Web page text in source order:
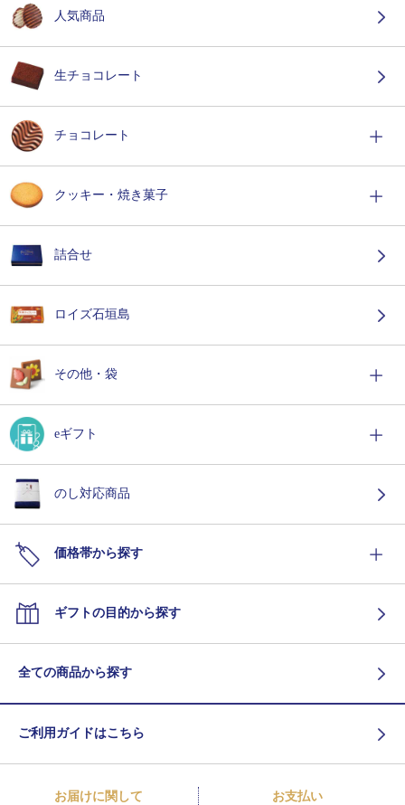
人気商品
生チョコレート
チョコレート
クッキー・焼き菓子
詰合せ
ロイズ石垣島
その他・袋
eギフト
のし対応商品
価格帯から探す
ギフトの目的から探す
全ての商品から探す
ご利用ガイドはこちら
お届けに関して お支払い